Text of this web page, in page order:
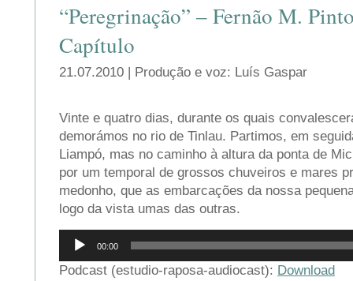
“Peregrinação” – Fernão M.
Capítulo
21.07.2010 | Produção e voz: Luís Gaspar
Vinte e quatro dias, durante os quais
demorámos no rio de Tinlau. Partimos, em
Liampó, mas no caminho à altura da ponta de
por um temporal de grossos chuveiros e mares
medonho, que as embarcações da nossa
logo da vista umas das outras.
Reprodutor
áudio
00:00
Podcast (estudio-raposa-audiocast): Download